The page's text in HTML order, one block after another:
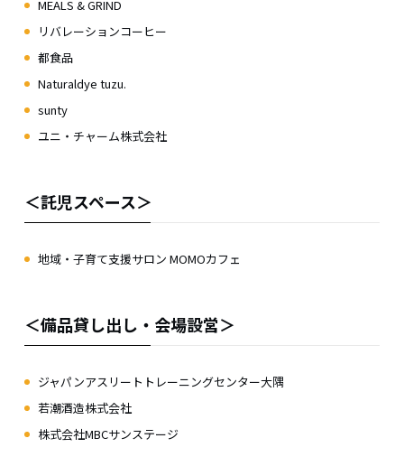
MEALS & GRIND
リバレーションコーヒー
都食品
Naturaldye tuzu.
sunty
ユニ・チャーム株式会社
＜託児スペース＞
地域・子育て支援サロン MOMOカフェ
＜備品貸し出し・会場設営＞
ジャパンアスリートトレーニングセンター大隅
若潮酒造株式会社
株式会社MBCサンステージ